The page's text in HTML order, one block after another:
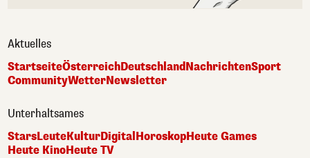
Aktuelles
StartseiteÖsterreichDeutschlandNachrichtenSport
CommunityWetterNewsletter
Unterhaltsames
StarsLeuteKulturDigital HoroskopHeute Games
Heute KinoHeute TV